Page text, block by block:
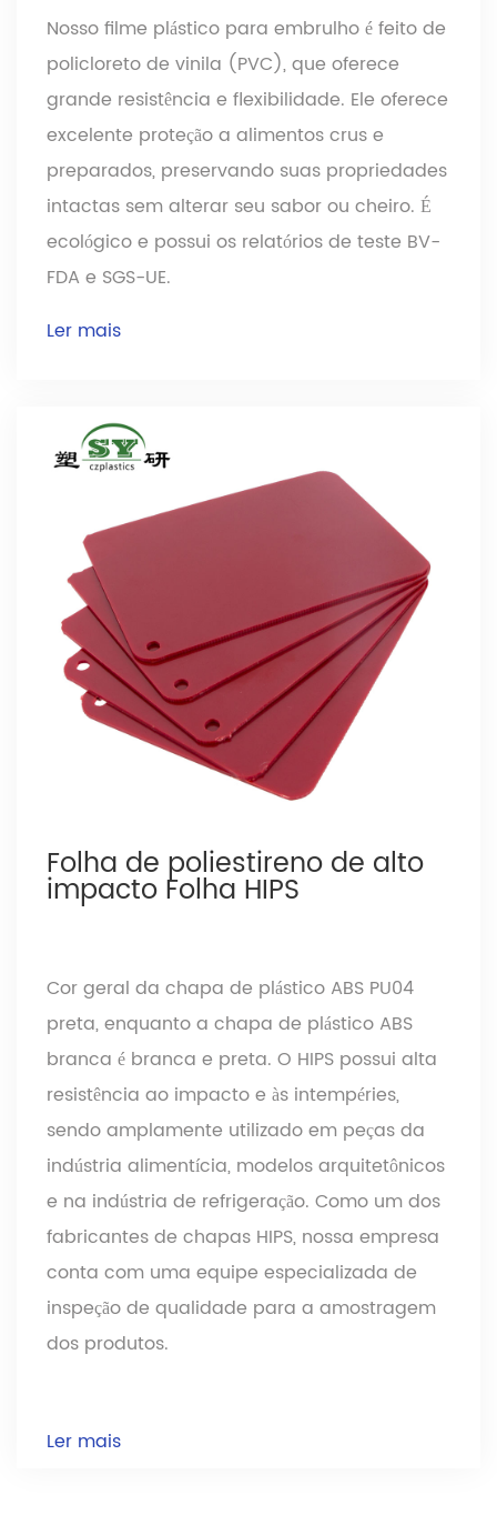
Nosso filme plástico para embrulho é feito de
policloreto de vinila (PVC), que oferece
grande resistência e flexibilidade. Ele oferece
excelente proteção a alimentos crus e
preparados, preservando suas propriedades
intactas sem alterar seu sabor ou cheiro. É
ecológico e possui os relatórios de teste BV-
FDA e SGS-UE.
Ler mais
Folha de poliestireno de alto
impacto Folha HIPS
Cor geral da chapa de plástico ABS PU04
preta, enquanto a chapa de plástico ABS
branca é branca e preta. O HIPS possui alta
resistência ao impacto e às intempéries,
sendo amplamente utilizado em peças da
indústria alimentícia, modelos arquitetônicos
e na indústria de refrigeração. Como um dos
fabricantes de chapas HIPS, nossa empresa
conta com uma equipe especializada de
inspeção de qualidade para a amostragem
dos produtos.
Ler mais